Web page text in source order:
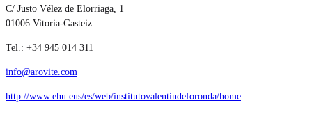
C/ Justo Vélez de Elorriaga, 1
01006 Vitoria-Gasteiz
Tel.: +34 945 014 311
info@arovite.com
http://www.ehu.eus/es/web/institutovalentindeforonda/home